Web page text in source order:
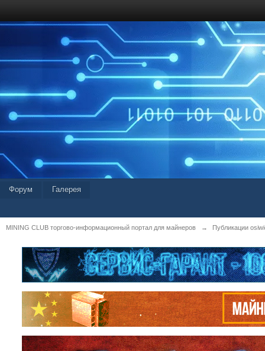
Форум Галерея
MINING CLUB торгово-информационный портал для майнеров → Публикации